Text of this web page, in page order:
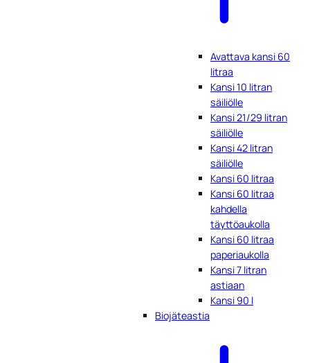
Avattava kansi 60
litraa
Kansi 10 litran
säiliölle
Kansi 21/29 litran
säiliölle
Kansi 42 litran
säiliölle
Kansi 60 litraa
Kansi 60 litraa
kahdella
täyttöaukolla
Kansi 60 litraa
paperiaukolla
Kansi 7 litran
astiaan
Kansi 90 l
Biojäteastia